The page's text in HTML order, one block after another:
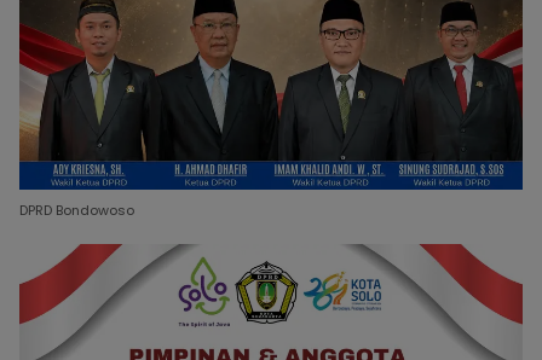
DPRD Bondowoso